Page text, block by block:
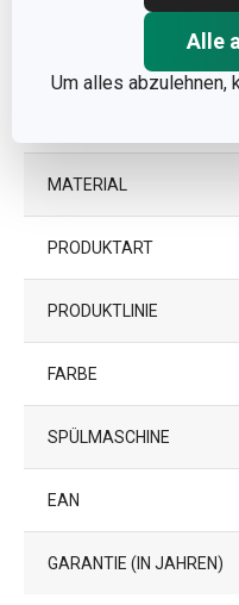
Alle
Um alles abzulehnen,
Andere Parameter
MATERIAL
PRODUKTART
PRODUKTLINIE
FARBE
SPÜLMASCHINE
EAN
GARANTIE (IN JAHREN)